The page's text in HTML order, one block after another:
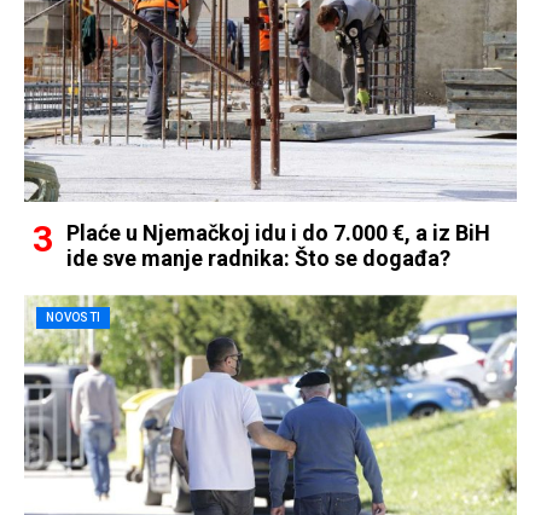
Plaće u Njemačkoj idu i do 7.000 €, a iz BiH
ide sve manje radnika: Što se događa?
NOVOSTI